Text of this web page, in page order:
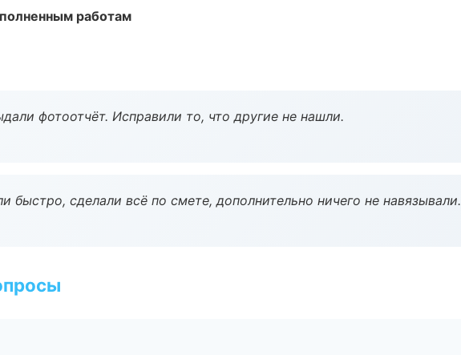
работам
фотоотчёт. Исправили то, что другие не нашли.
быстро, сделали всё по смете, дополнительно ничего не навязывали.